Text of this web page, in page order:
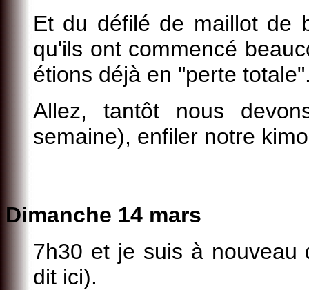
Et du défilé de maillot de
qu'ils ont commencé
étions déjà en "perte
Allez, tantôt nous
semaine), enfiler notre
Dimanche 14 mars
7h30 et je suis à nouveau
dit ici).